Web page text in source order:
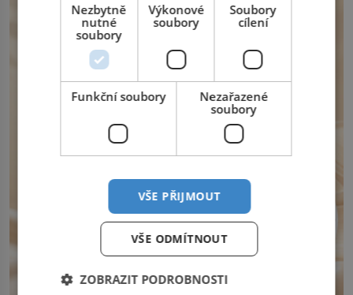
Český král Václav I. (1205–1253) přijme
opatření, která mají posílit obranu jeho
severní hranici. Na […]
Nezbytně
nutné
soubory
Výkonové
soubory
Soubory
cílení
Funkční soubory
Nezařazené
soubory
VŠE PŘIJMOUT
VŠE ODMÍTNOUT
ZOBRAZIT PODROBNOSTI